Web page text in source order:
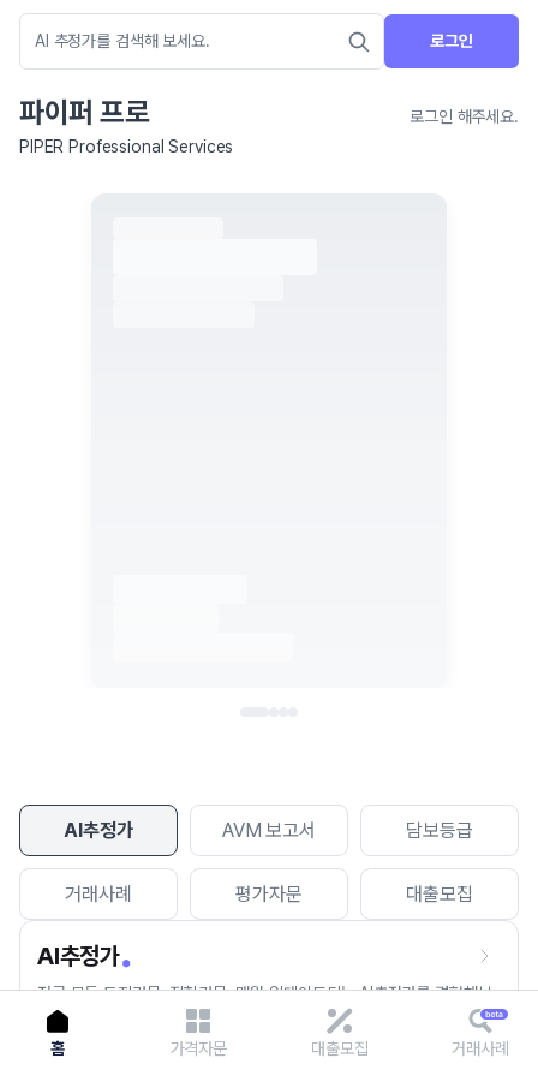
로그인
파이퍼 프로
로그인 해주세요.
PIPER Professional Services
AI추정가 AVM 보고서 담보등급
거래사례 평가자문 대출모집
AI추정가
전국 모든 토지건물, 집합건물, 매월 업데이트되는 AI추정가를 경험해보
세요.
홈 가격자문 대출모집 거래사례